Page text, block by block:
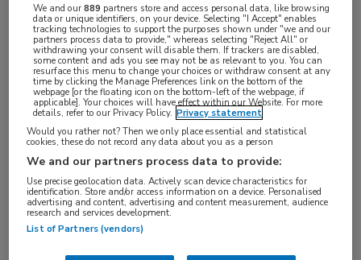
Vakgebieden:
Neurologie
Aandachtsgebieden:
Hoofdpijn
Tags:
botulinetoxine ,migraine
We and our889 partners store and access personal data, like browsing
data or unique identifiers, on your device. Selecting "I Accept" enables
tracking technologies to support the purposes shown under "we and our
partners process data to provide," whereas selecting "Reject All" or
withdrawing your consent will disable them. If trackers are disabled,
some content and ads you see may not be as relevant to you. You can
resurface this menu to change your choices or withdraw consent at any
time by clicking the Manage Preferences link on the bottom of the
webpage [or the floating icon on the bottom-left of the webpage, if
applicable]. Your choices will have effect within our Website. For more
details, refer to our Privacy Policy. Privacy statement
Would you rather not? Then we only place essential and statistical
cookies, these do not record any data about you as a person
We and our partners process data to provide:
Use precise geolocation data. Actively scan device characteristics for
identification. Store and/or access information on a device. Personalised
advertising and content, advertising and content measurement, audience
research and services development.
List of Partners (vendors)